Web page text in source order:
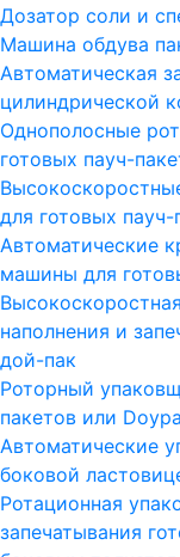
Дозатор соли и
Машина обдува
Автоматическая
цилиндрической
Однополосные
готовых пауч-
для готовых
Автоматические
машины для
наполнения и
дой-пак
Роторный
пакетов или
Автоматические
боковой
Ротационная
запечатывания